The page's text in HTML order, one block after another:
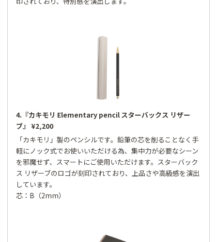
4.『カキモリ Elementary pencil スターバックス リザー
ブ』 ¥2,200
「カキモリ」製のペンシルです。鉛筆の芯を削ることなく手
軽にノック式でお使いいただける為、集中力が必要なシーン
を邪魔せず、スマートにご使用いただけます。スターバック
ス リザーブのロゴが刻印されており、上品さや高級感を演出
しています。
芯：B（2mm）